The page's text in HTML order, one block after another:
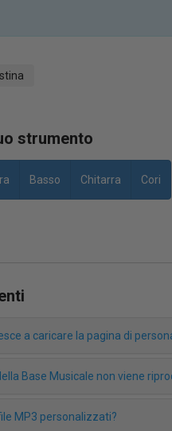
strumento
Basso Chitarra
Cori
a caricare la pagina di
Base Musicale non viene
MP3 personalizzati?